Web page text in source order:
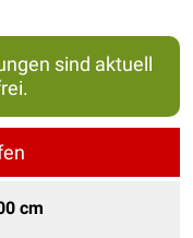
sind aktuell
cm